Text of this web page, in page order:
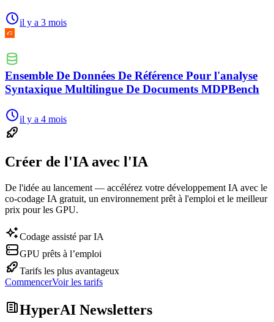
il y a 3 mois
Ensemble De Données De Référence Pour l'analyse
Syntaxique Multilingue De Documents MDPBench
il y a 4 mois
Créer de l'IA avec l'IA
De l'idée au lancement — accélérez votre développement IA avec le
co-codage IA gratuit, un environnement prêt à l'emploi et le meilleur
prix pour les GPU.
Codage assisté par IA
GPU prêts à l’emploi
Tarifs les plus avantageux
CommencerVoir les tarifs
HyperAI Newsletters